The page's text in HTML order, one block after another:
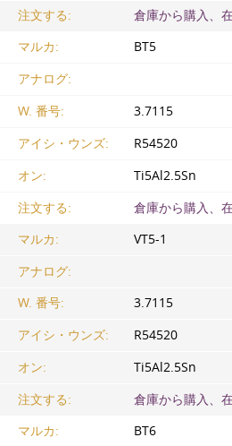
注文する:
倉庫から購入、
マルカ:
ВТ5
アナログ:
W. 番号:
3.7115
アイシ・ウンズ:
R54520
オン:
Ti5Al2.5Sn
注文する:
倉庫から購入、
マルカ:
VT5-1
アナログ:
W. 番号:
3.7115
アイシ・ウンズ:
R54520
オン:
Ti5Al2.5Sn
注文する:
倉庫から購入、
マルカ:
ВТ6